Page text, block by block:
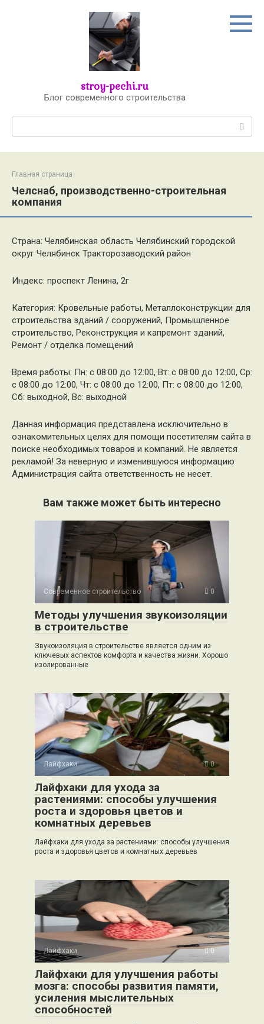
stroy-pechi.ru
Блог современного строительства
Главная страница
Челснаб, производственно-строительная
компания
Страна: Челябинская область Челябинский городской
округ Челябинск Тракторозаводский район
Индекс: проспект Ленина, 2г
Категория: Кровельные работы, Металлоконструкции для
строительства зданий / сооружений, Промышленное
строительство, Реконструкция и капремонт зданий,
Ремонт / отделка помещений
Время работы: Пн: с 08:00 до 12:00, Вт: с 08:00 до 12:00, Ср:
с 08:00 до 12:00, Чт: с 08:00 до 12:00, Пт: с 08:00 до 12:00,
Сб: выходной, Вс: выходной
Данная информация представлена исключительно в
ознакомительных целях для помощи посетителям сайта в
поиске необходимых товаров и компаний. Не является
рекламой! За неверную и изменившуюся информацию
Администрация сайта ответственность не несет.
Вам также может быть интересно
Современное строительство 0
Методы улучшения звукоизоляции
в строительстве
Звукоизоляция в строительстве является одним из
ключевых аспектов комфорта и качества жизни. Хорошо
изолированные
Лайфхаки 0
Лайфхаки для ухода за
растениями: способы улучшения
роста и здоровья цветов и
комнатных деревьев
Лайфхаки для ухода за растениями: способы улучшения
роста и здоровья цветов и комнатных деревьев
Лайфхаки 0
Лайфхаки для улучшения работы
мозга: способы развития памяти,
усиления мыслительных
способностей